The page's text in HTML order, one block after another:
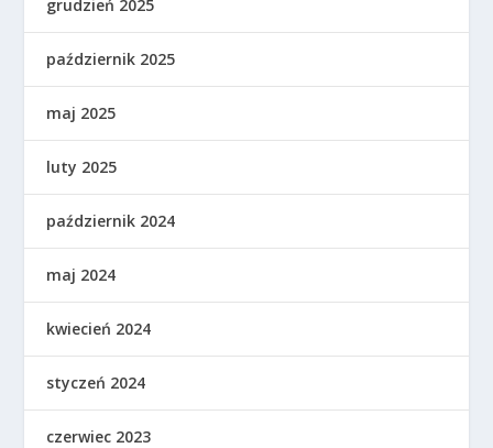
grudzień 2025
październik 2025
maj 2025
luty 2025
październik 2024
maj 2024
kwiecień 2024
styczeń 2024
czerwiec 2023